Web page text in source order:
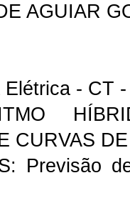
AGUIAR
- CT
CURVAS
Previsão